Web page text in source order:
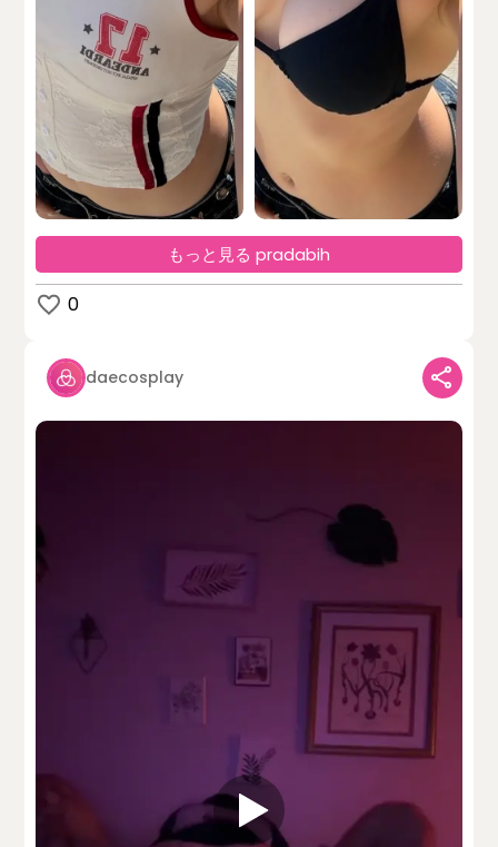
もっと見る pradabih
0
daecosplay